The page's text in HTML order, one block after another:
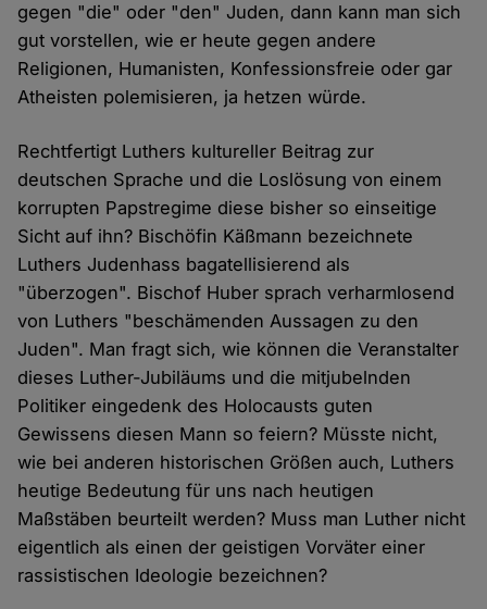
gegen "die" oder "den" Juden, dann kann man sich
gut vorstellen, wie er heute gegen andere
Religionen, Humanisten, Konfessionsfreie oder gar
Atheisten polemisieren, ja hetzen würde.
Rechtfertigt Luthers kultureller Beitrag zur
deutschen Sprache und die Loslösung von einem
korrupten Papstregime diese bisher so einseitige
Sicht auf ihn? Bischöfin Käßmann bezeichnete
Luthers Judenhass bagatellisierend als
"überzogen". Bischof Huber sprach verharmlosend
von Luthers "beschämenden Aussagen zu den
Juden". Man fragt sich, wie können die Veranstalter
dieses Luther-Jubiläums und die mitjubelnden
Politiker eingedenk des Holocausts guten
Gewissens diesen Mann so feiern? Müsste nicht,
wie bei anderen historischen Größen auch, Luthers
heutige Bedeutung für uns nach heutigen
Maßstäben beurteilt werden? Muss man Luther nicht
eigentlich als einen der geistigen Vorväter einer
rassistischen Ideologie bezeichnen?